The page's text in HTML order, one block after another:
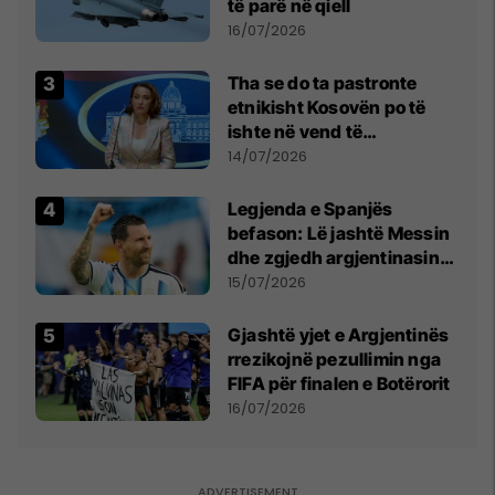
të parë në qiell
16/07/2026
Tha se do ta pastronte
etnikisht Kosovën po të
ishte në vend të
Millosheviqit, Lëvizja e
kërkon shkarkimin e
menjëhershëm të
Snezhana Paunoviq
14/07/2026
Legjenda e Spanjës
befason: Lë jashtë Messin
dhe zgjedh argjentinasin
më të mirë në botë
15/07/2026
Gjashtë yjet e Argjentinës
rrezikojnë pezullimin nga
FIFA për finalen e Botërorit
16/07/2026